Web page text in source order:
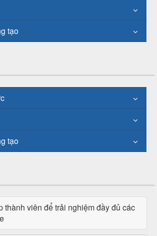
tạo
tạo
thành viên để trải nghiệm đầy đủ các